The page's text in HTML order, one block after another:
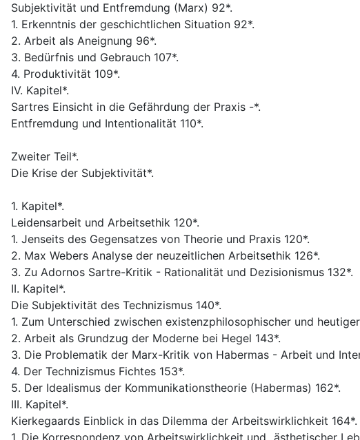
Subjektivität und Entfremdung (Marx) 92*.
1. Erkenntnis der geschichtlichen Situation 92*.
2. Arbeit als Aneignung 96*.
3. Bedürfnis und Gebrauch 107*.
4. Produktivität 109*.
IV. Kapitel*.
Sartres Einsicht in die Gefährdung der Praxis -*.
Entfremdung und Intentionalität 110*.
Zweiter Teil*.
Die Krise der Subjektivität*.
1. Kapitel*.
Leidensarbeit und Arbeitsethik 120*.
1. Jenseits des Gegensatzes von Theorie und Praxis 120*.
2. Max Webers Analyse der neuzeitlichen Arbeitsethik 126*.
3. Zu Adornos Sartre-Kritik - Rationalität und Dezisionismus 132*.
II. Kapitel*.
Die Subjektivität des Technizismus 140*.
1. Zum Unterschied zwischen existenzphilosophischer und
2. Arbeit als Grundzug der Moderne bei Hegel 143*.
3. Die Problematik der Marx-Kritik von Habermas - Arbeit und
4. Der Technizismus Fichtes 153*.
5. Der Idealismus der Kommunikationstheorie (Habermas) 162*.
III. Kapitel*.
Kierkegaards Einblick in das Dilemma der Arbeitswirklichkeit 164*.
1. Die Korrespondenz von Arbeitswirklichkeit und „ästhetischer